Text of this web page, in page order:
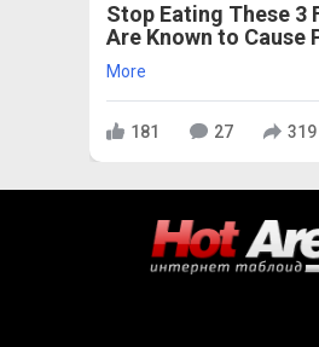
Stop Eating These 3
Are Known to Cause
More
181 27 319